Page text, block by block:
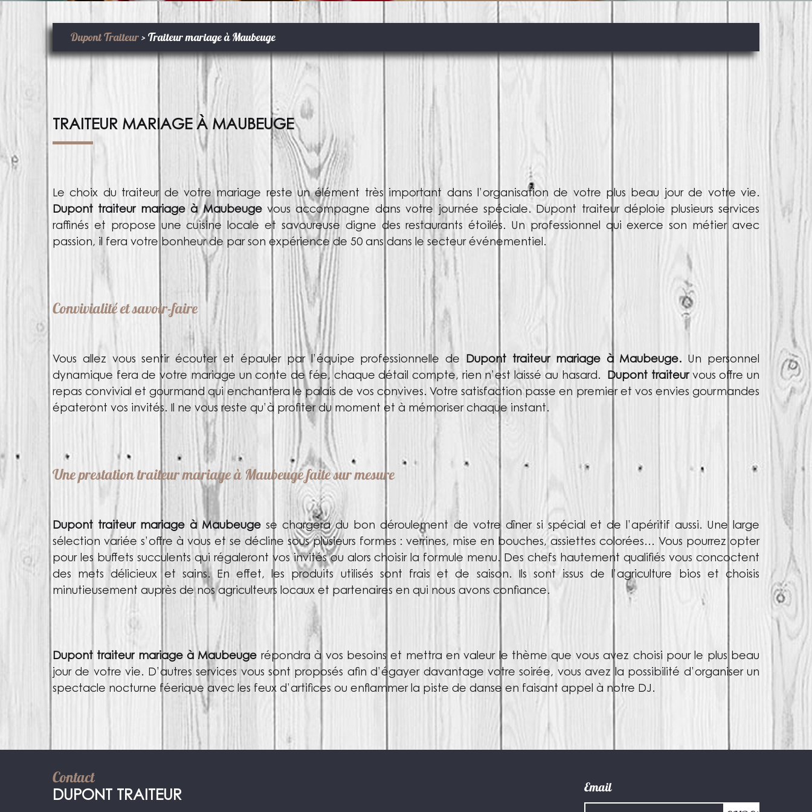
Dupont Traiteur>Traiteur mariage à Maubeuge
TRAITEUR MARIAGE À MAUBEUGE
Le choix du traiteur de votre mariage reste un élément très important dans l’organisation de votre plus beau jour de votre vie.
Dupont traiteur mariage à Maubeuge vous accompagne dans votre journée spéciale. Dupont traiteur déploie plusieurs services
raffinés et propose une cuisine locale et savoureuse digne des restaurants étoilés. Un professionnel qui exerce son métier avec
passion, il fera votre bonheur de par son expérience de 50 ans dans le secteur événementiel.
Convivialité et savoir-faire
Vous allez vous sentir écouter et épauler par l’équipe professionnelle de Dupont traiteur mariage à Maubeuge. Un personnel
dynamique fera de votre mariage un conte de fée, chaque détail compte, rien n’est laissé au hasard. Dupont traiteur vous offre un
repas convivial et gourmand qui enchantera le palais de vos convives. Votre satisfaction passe en premier et vos envies gourmandes
épateront vos invités. Il ne vous reste qu’à profiter du moment et à mémoriser chaque instant.
Une prestation traiteur mariage à Maubeuge faite sur mesure
Dupont traiteur mariage à Maubeugese chargera du bon déroulement de votre dîner si spécial et de l’apéritif aussi. Une large
sélection variée s’offre à vous et se décline sous plusieurs formes : verrines, mise en bouches, assiettes colorées… Vous pourrez opter
pour les buffets succulents qui régaleront vos invités ou alors choisir la formule menu. Des chefs hautement qualifiés vous concoctent
des mets délicieux et sains. En effet, les produits utilisés sont frais et de saison. Ils sont issus de l’agriculture bios et choisis
minutieusement auprès de nos agriculteurs locaux et partenaires en qui nous avons confiance.
Dupont traiteur mariage à Maubeuge répondra à vos besoins et mettra en valeur le thème que vous avez choisi pour le plus beau
jour de votre vie. D’autres services vous sont proposés afin d’égayer davantage votre soirée, vous avez la possibilité d’organiser un
spectacle nocturne féerique avec les feux d’artifices ou enflammer la piste de danse en faisant appel à notre DJ.
Contact
DUPONT TRAITEUR
Email